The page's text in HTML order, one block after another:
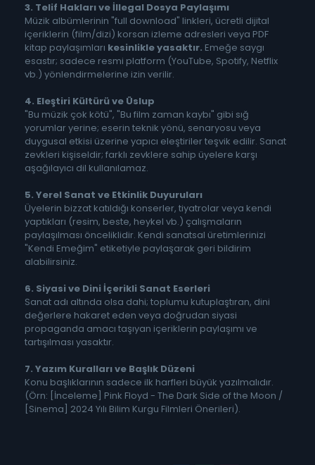
3. Telif Hakları ve İllegal Dosya Paylaşımı
Müzik albümlerinin "full download" linkleri, ücretli dijital
içeriklerin (film/dizi) korsan izleme adresleri veya PDF
kitap paylaşımları kesinlikle yasaktır. Emeğe saygı
esastır; sadece resmi platform (YouTube, Spotify, Netflix
vb.) yönlendirmelerine izin verilir.
4. Eleştiri Kültürü ve Üslup
"Bu müzik çok kötü", "Bu film zaman kaybı" gibi sığ
yorumlar yerine; eserin teknik yönü, senaryosu veya
duygusal etkisi üzerine yapıcı eleştiriler teşvik edilir. Sanat
zevkleri kişiseldir; farklı zevklere sahip üyelere karşı
aşağılayıcı dil kullanılamaz.
5. Yerel Sanat ve Etkinlik Duyuruları
Üyelerin bizzat katıldığı konserler, tiyatrolar veya kendi
yaptıkları (resim, beste, heykel vb.) çalışmaların
paylaşılması önceliklidir. Kendi sanatsal üretimlerinizi
"Kendi Emeğim" etiketiyle paylaşarak geri bildirim
alabilirsiniz.
6. Siyasi ve Dini İçerikli Sanat Eserleri
Sanat adı altında olsa dahi; toplumu kutuplaştıran, dini
değerlere hakaret eden veya doğrudan siyasi
propaganda amacı taşıyan içeriklerin paylaşımı ve
tartışılması yasaktır.
7. Yazım Kuralları ve Başlık Düzeni
Konu başlıklarının sadece ilk harfleri büyük yazılmalıdır.
(Örn: [İnceleme] Pink Floyd - The Dark Side of the Moon /
[Sinema] 2024 Yılı Bilim Kurgu Filmleri Önerileri).